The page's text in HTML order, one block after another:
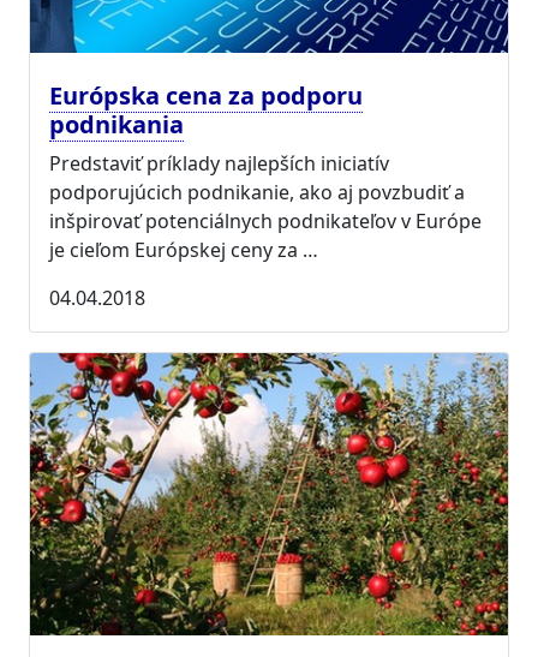
Európska cena za podporu
podnikania
Predstaviť príklady najlepších iniciatív
podporujúcich podnikanie, ako aj povzbudiť a
inšpirovať potenciálnych podnikateľov v Európe
je cieľom Európskej ceny za …
04.04.2018